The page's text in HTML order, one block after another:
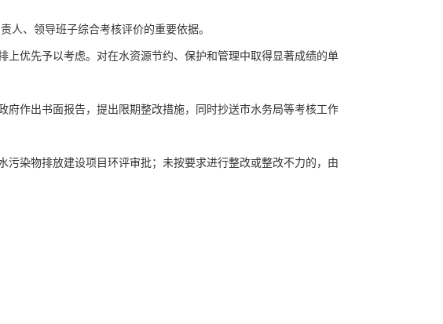
人、领导班子综合考核评价的重要依据。
优先予以考虑。对在水资源节约、保护和管理中取得显著成绩的单
作出书面报告，提出限期整改措施，同时抄送市水务局等考核工作
染物排放建设项目环评审批；未按要求进行整改或整改不力的，由